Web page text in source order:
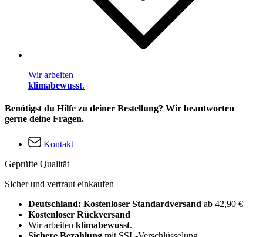
Wir arbeiten
klimabewusst.
Benötigst du Hilfe zu deiner Bestellung? Wir beantworten
gerne deine Fragen.
Kontakt
Geprüfte Qualität
Sicher und vertraut einkaufen
Deutschland: Kostenloser Standardversand ab 42,90 €
Kostenloser Rückversand
Wir arbeiten klimabewusst.